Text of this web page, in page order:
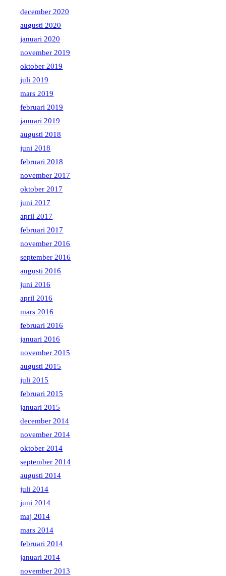
december 2020
augusti 2020
januari 2020
november 2019
oktober 2019
juli 2019
mars 2019
februari 2019
januari 2019
augusti 2018
juni 2018
februari 2018
november 2017
oktober 2017
juni 2017
april 2017
februari 2017
november 2016
september 2016
augusti 2016
juni 2016
april 2016
mars 2016
februari 2016
januari 2016
november 2015
augusti 2015
juli 2015
februari 2015
januari 2015
december 2014
november 2014
oktober 2014
september 2014
augusti 2014
juli 2014
juni 2014
maj 2014
mars 2014
februari 2014
januari 2014
november 2013